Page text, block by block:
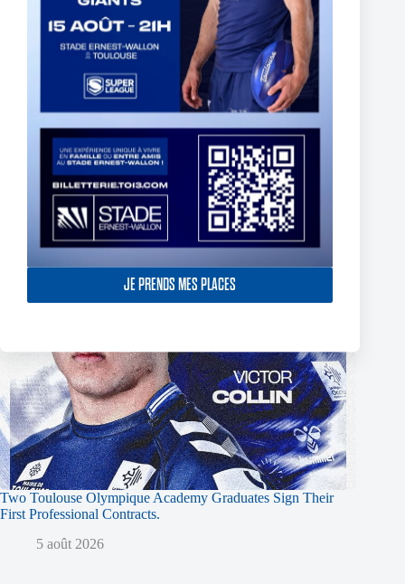
JE PRENDS MES PLACES
The End of Reubenn Rennie’s Olympian Journey
6 août 2026
Two Toulouse Olympique Academy Graduates Sign Their
First Professional Contracts.
5 août 2026